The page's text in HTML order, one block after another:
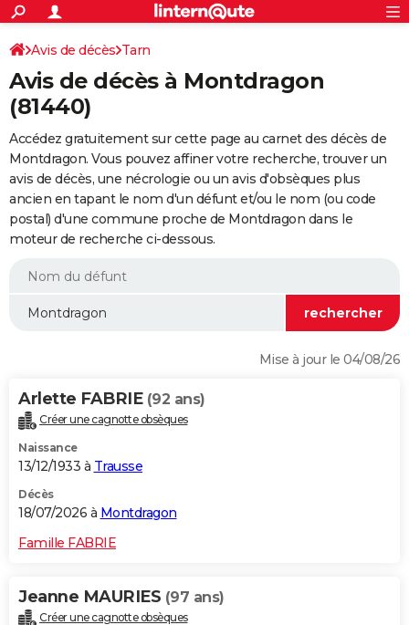
ACTUALITÉS
Politique
Société
Faits Divers
Education
Monde
Villes
+
SPORT
Coupe du monde 2026
Football
Tennis
Cyclisme
Rugby
Forum
FINANCE
Retraite
Impôts
Epargne
Immobilier
Risques naturels par ville
Banque
Assurance
Crédit
Essais
Réserver un essai
Citadines
Berlines
SUV
Forum auto
+
HIGH-TECH
Mobiles
Meilleur smartphone
Internet
Ordinateurs
Jeux vidéo
Guide high-tech
+BRICOLAGE
Forum
Aménagement intérieur
Extérieur
Cuisine
Salle de bains
Jardinage
Rangement
WEEK-END
Guides de France
Escapades
Patrimoine
Expositions
Musées
Week-end nature
LIFESTYLE
Alimentation
Guide de la santé
Maladies
Médicaments
Sommeil
VOYAGE
Destinations
City break
Voyage nature
Voyage de noces
Forum
Climat
+PHOTO
GUIDES D'ACHAT
BONS PLANS
CARTE DE VOEUX
Dictionnaire
Biographies
Citations
Expressions
Proverbes
PROGRAMME TV
Avis de décès Tarn
Avis de décès à Montdragon
(81440)
Accédez gratuitement sur cette page au carnet des décès de
Montdragon. Vous pouvez affiner votre recherche, trouver un
avis de décès, une nécrologie ou un avis d'obsèques plus
ancien en tapant le nom d'un défunt et/ou le nom (ou code
postal) d'une commune proche de Montdragon dans le
moteur de recherche ci-dessous.
Mise à jour le 04/08/26
Arlette FABRIE (92 ans)
Créer une cagnotte obsèques
Naissance
13/12/1933 à Trausse
Décès
18/07/2026 à Montdragon
Famille FABRIE
Jeanne MAURIES (97 ans)
Créer une cagnotte obsèques